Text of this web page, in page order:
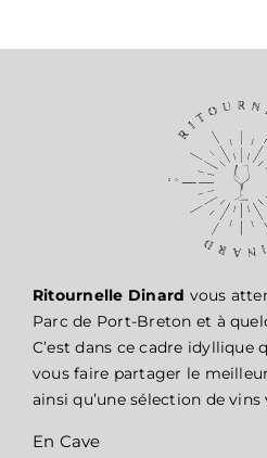
Ritournelle Dinard vous
Parc de Port-Breton et à
C’est dans ce cadre idyllique
vous faire partager le
ainsi qu’une sélection de vins
En Cave